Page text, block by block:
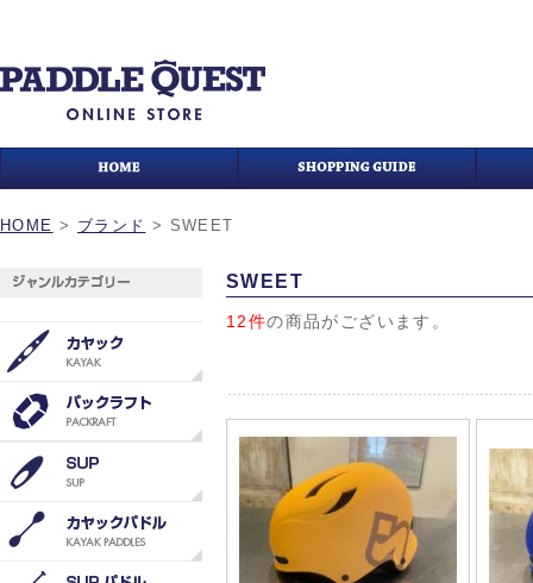
HOME > ブランド > SWEET
SWEET
12件の商品がございます。